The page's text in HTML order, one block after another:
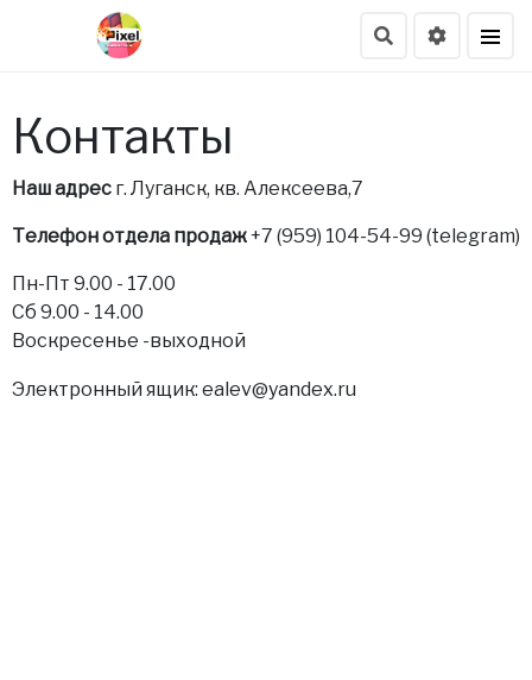
Контакты
Наш адрес г. Луганск, кв. Алексеева,7
Телефон отдела продаж+7 (959) 104-54-99 (telegram)
Пн-Пт 9.00 - 17.00
Сб 9.00 - 14.00
Воскресенье -выходной
Электронный ящик: ealev@yandex.ru